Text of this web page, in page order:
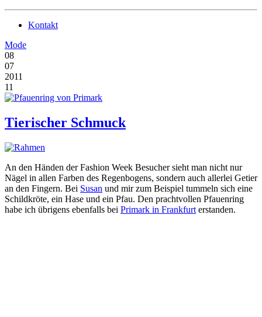
Kontakt
Mode
08
07
2011
11
Tierischer Schmuck
An den Händen der Fashion Week Besucher sieht man nicht nur
Nägel in allen Farben des Regenbogens, sondern auch allerlei Getier
an den Fingern. Bei Susan und mir zum Beispiel tummeln sich eine
Schildkröte, ein Hase und ein Pfau. Den prachtvollen Pfauenring
habe ich übrigens ebenfalls bei Primark in Frankfurt erstanden.